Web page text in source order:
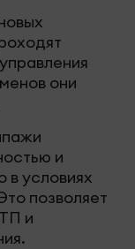
они
и
в условиях
позволяет
и